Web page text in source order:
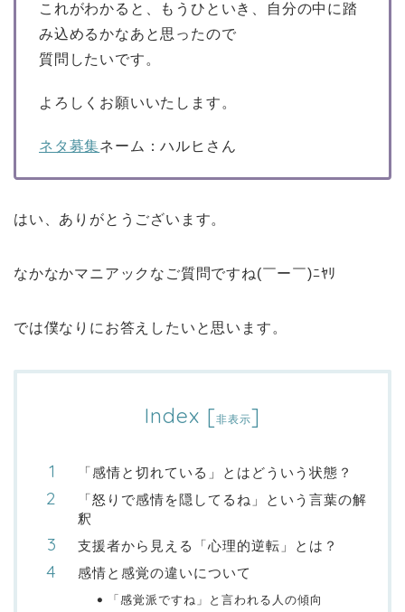
これがわかると、もうひといき、自分の中に踏
み込めるかなあと思ったので
質問したいです。
よろしくお願いいたします。
ネタ募集ネーム：ハルヒさん
はい、ありがとうございます。
なかなかマニアックなご質問ですね(￣ー￣)ﾆﾔﾘ
では僕なりにお答えしたいと思います。
Index [非表示]
「感情と切れている」とはどういう状態？
「怒りで感情を隠してるね」という言葉の解
釈
支援者から見える「心理的逆転」とは？
感情と感覚の違いについて
「感覚派ですね」と言われる人の傾向